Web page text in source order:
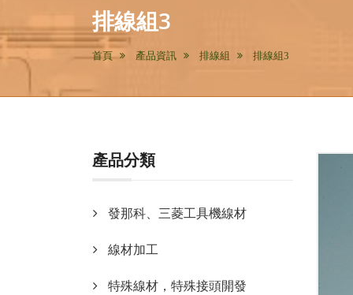
排線組3
首頁 產品資訊 排線組 排線組3
產品分類
發那科、三菱工具機線材
線材加工
特殊線材，特殊接頭開發